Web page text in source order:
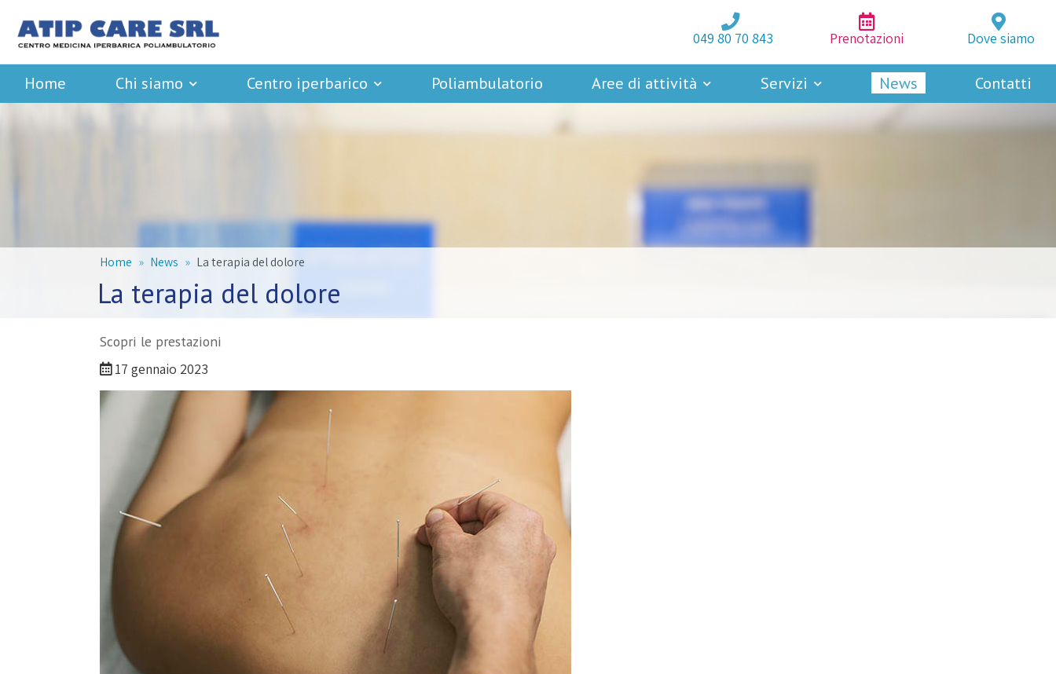
049 80 70 843 Prenotazioni Dove siamo
Home Chi siamo Centro iperbarico Poliambulatorio Aree di attività Servizi News Contatti
Home News La terapia del dolore
La terapia del dolore
Scopri le prestazioni
17 gennaio 2023